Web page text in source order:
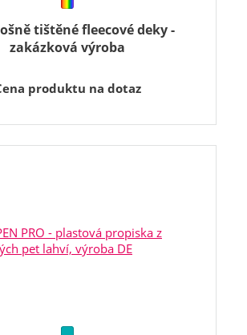
tištěné fleecové deky -
zakázková výroba
produktu na dotaz